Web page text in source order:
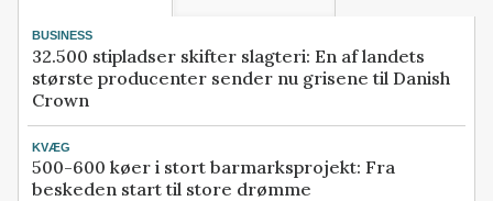
BUSINESS
32.500 stipladser skifter slagteri: En af landets
største producenter sender nu grisene til Danish
Crown
KVÆG
500-600 køer i stort barmarksprojekt: Fra
beskeden start til store drømme